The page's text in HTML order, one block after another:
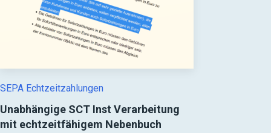
SEPA Echtzeitzahlungen
Unabhängige SCT Inst Verarbeitung
mit echtzeitfähigem Nebenbuch